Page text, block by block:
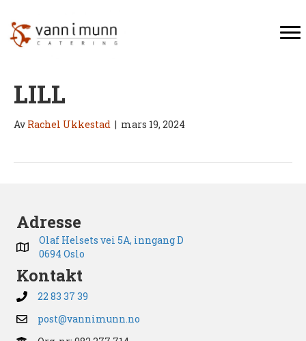
LILL
Av Rachel Ukkestad | mars 19, 2024
Adresse
Olaf Helsets vei 5A, inngang D
0694 Oslo
Kontakt
22 83 37 39
post@vannimunn.no